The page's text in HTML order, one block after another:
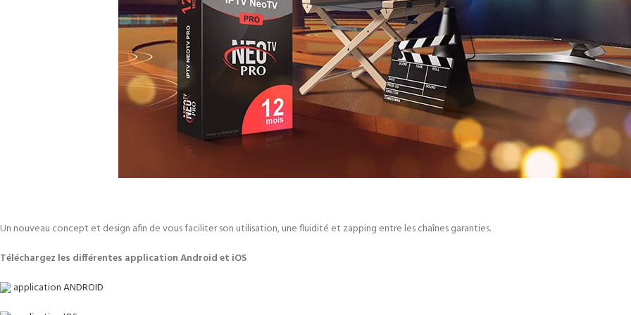
Un nouveau concept et design afin de vous faciliter son utilisation, une fluidité et zapping entre les chaînes garanties.
Téléchargez les différentes application Android et iOS
application ANDROID